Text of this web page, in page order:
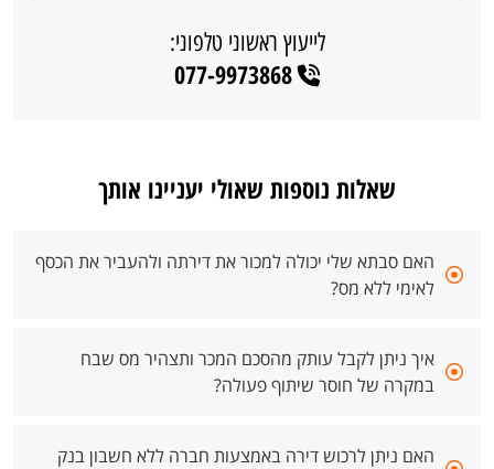
לייעוץ ראשוני טלפוני:
077-9973868
שאלות נוספות שאולי יעניינו אותך
האם סבתא שלי יכולה למכור את דירתה ולהעביר את הכסף
לאימי ללא מס?
איך ניתן לקבל עותק מהסכם המכר ותצהיר מס שבח
במקרה של חוסר שיתוף פעולה?
האם ניתן לרכוש דירה באמצעות חברה ללא חשבון בנק